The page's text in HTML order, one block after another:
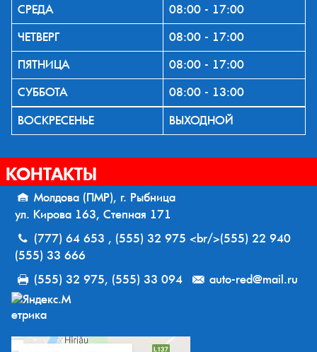
СРЕДА
08:00 - 17:00
ЧЕТВЕРГ
08:00 - 17:00
ПЯТНИЦА
08:00 - 17:00
СУББОТА
08:00 - 13:00
ВОСКРЕСЕНЬЕ
ВЫХОДНОЙ
КОНТАКТЫ
Молдова (ПМР), г. Рыбница
ул. Кирова 163, Степная 171
(777) 64 653 , (555) 32 975 <br/>(555) 22 940
(555) 33 666
(555) 32 975, (555) 33 094
auto-red@mail.ru